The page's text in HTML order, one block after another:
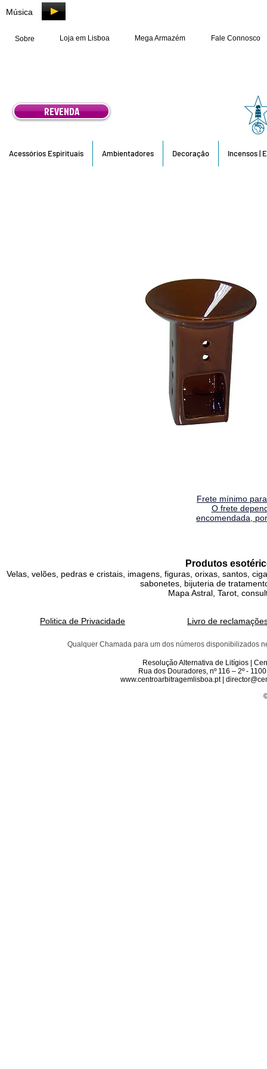
Música
Sobre Loja em Lisboa Mega Armazém Fale Connosco
REVENDA
Acessórios Espirituais Ambientadores Decoração Incensos |
Frete mínimo
O frete
encomendada,
Produtos
Velas, velões, pedras e cristais, imagens, figuras, orixas, santos,
sabonetes, bijuteria de
Mapa Astral, Tarot,
Politica de Privacidade Livro de
Qualquer Chamada para um dos números disponibilizados
Resolução Alternativa de Litígios |
Rua dos Douradores, nº 116 – 2º -
www.centroarbitragemlisboa.pt |